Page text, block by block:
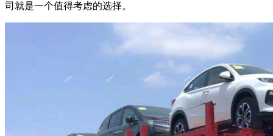
司就是一个值得考虑的选择。